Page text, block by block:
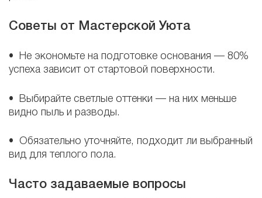
Советы от Мастерской Уюта
• Не экономьте на подготовке основания — 80%
успеха зависит от стартовой поверхности.
• Выбирайте светлые оттенки — на них меньше
видно пыль и разводы.
• Обязательно уточняйте, подходит ли выбранный
вид для теплого пола.
Часто задаваемые вопросы